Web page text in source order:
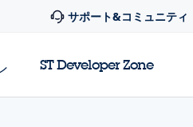
サポート&コミュニティ
ST Developer Zone